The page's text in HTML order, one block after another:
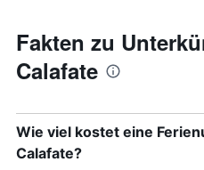
Fakten zu
Calafate
Wie viel kostet eine
Calafate?